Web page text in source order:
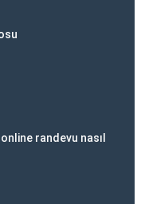
randevu nasıl